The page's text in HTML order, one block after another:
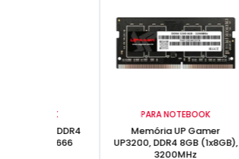
NOTEBOOK
UP Gamer DDR4
UP2666
PARA NOTEBOOK
Memória UP Gamer
UP3200, DDR4 8GB (1x8GB),
3200MHz